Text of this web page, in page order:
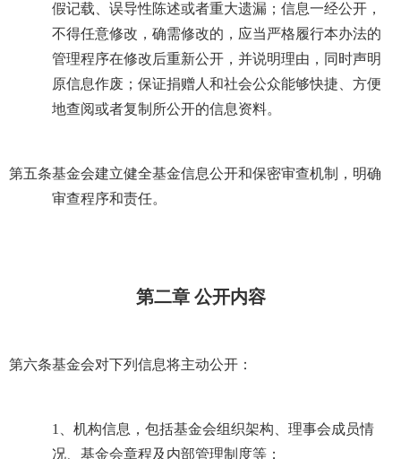
假记载、误导性陈述或者重大遗漏；信息一经公开，
不得任意修改，确需修改的，应当严格履行本办法的
管理程序在修改后重新公开，并说明理由，同时声明
原信息作废；保证捐赠人和社会公众能够快捷、方便
地查阅或者复制所公开的信息资料。
第五条基金会建立健全基金信息公开和保密审查机制，明确
审查程序和责任。
第二章 公开内容
第六条基金会对下列信息将主动公开：
1、机构信息，包括基金会组织架构、理事会成员情
况、基金会章程及内部管理制度等；